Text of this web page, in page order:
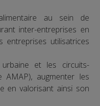
au sein de
inter-entreprises en
entreprises utilisatrices
urbaine et les circuits-
AMAP), augmenter les
en valorisant ainsi son